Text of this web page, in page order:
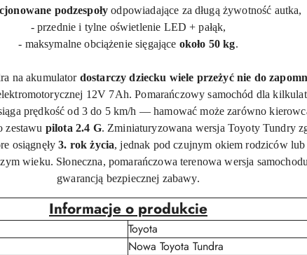
podzespoły odpowiadające za długą żywotność autka,
- przednie i tylne oświetlenie LED + pałąk,
- maksymalne obciążenie sięgające około 50 kg.
na akumulator dostarczy dziecku wiele przeżyć nie do
12V 7Ah. Pomarańczowysamochód dla
prędkość od 3 do 5 km/h — hamować może zarówno
zestawu pilota 2.4 G. Zminiaturyzowana wersja Toyoty Tundry
osiągnęły 3. rok życia, jednak pod czujnym okiem rodziców
wieku. Słoneczna, pomarańczowa terenowa wersja
gwarancją bezpiecznej zabawy.
Informacje o produkcie
Toyota
Nowa Toyota Tundra